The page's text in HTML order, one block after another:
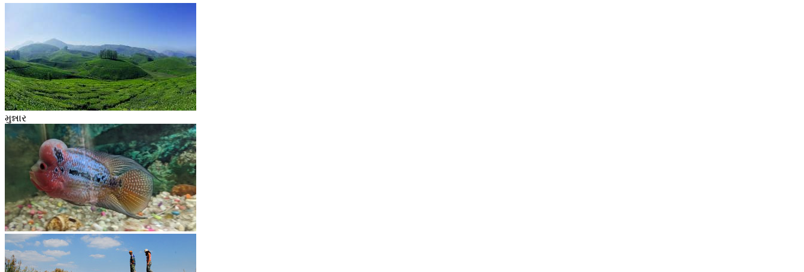
મુન્નાર